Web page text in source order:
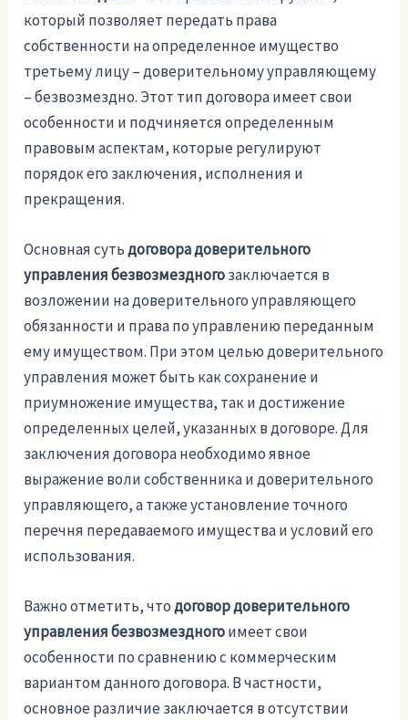
который позволяет передать права
собственности на определенное имущество
третьему лицу – доверительному управляющему
– безвозмездно. Этот тип договора имеет свои
особенности и подчиняется определенным
правовым аспектам, которые регулируют
порядок его заключения, исполнения и
прекращения.
Основная сутьдоговора доверительного
управления безвозмездногозаключается в
возложении на доверительного управляющего
обязанности и права по управлению переданным
ему имуществом. При этом целью доверительного
управления может быть как сохранение и
приумножение имущества, так и достижение
определенных целей, указанных в договоре. Для
заключения договора необходимо явное
выражение воли собственника и доверительного
управляющего, а также установление точного
перечня передаваемого имущества и условий его
использования.
Важно отметить, чтодоговор доверительного
управления безвозмездногоимеет свои
особенности по сравнению с коммерческим
вариантом данного договора. В частности,
основное различие заключается в отсутствии